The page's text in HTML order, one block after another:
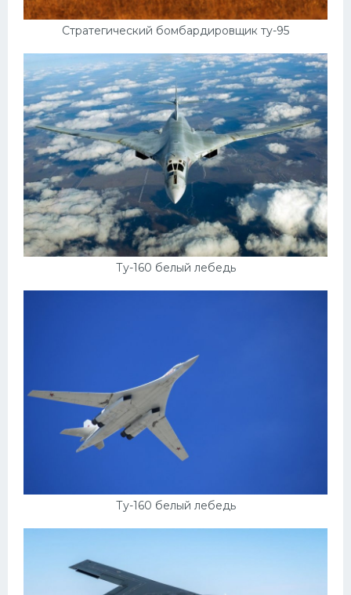
Стратегический бомбардировщик ту-95
Ту-160 белый лебедь
Ту-160 белый лебедь